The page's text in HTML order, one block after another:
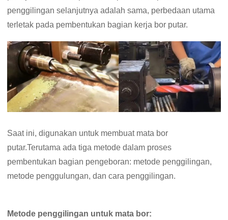
penggilingan selanjutnya adalah sama, perbedaan utama
terletak pada pembentukan bagian kerja bor putar.
Saat ini, digunakan untuk membuat mata bor
putar.Terutama ada tiga metode dalam proses
pembentukan bagian pengeboran: metode penggilingan,
metode penggulungan, dan cara penggilingan.
Metode penggilingan untuk mata bor: